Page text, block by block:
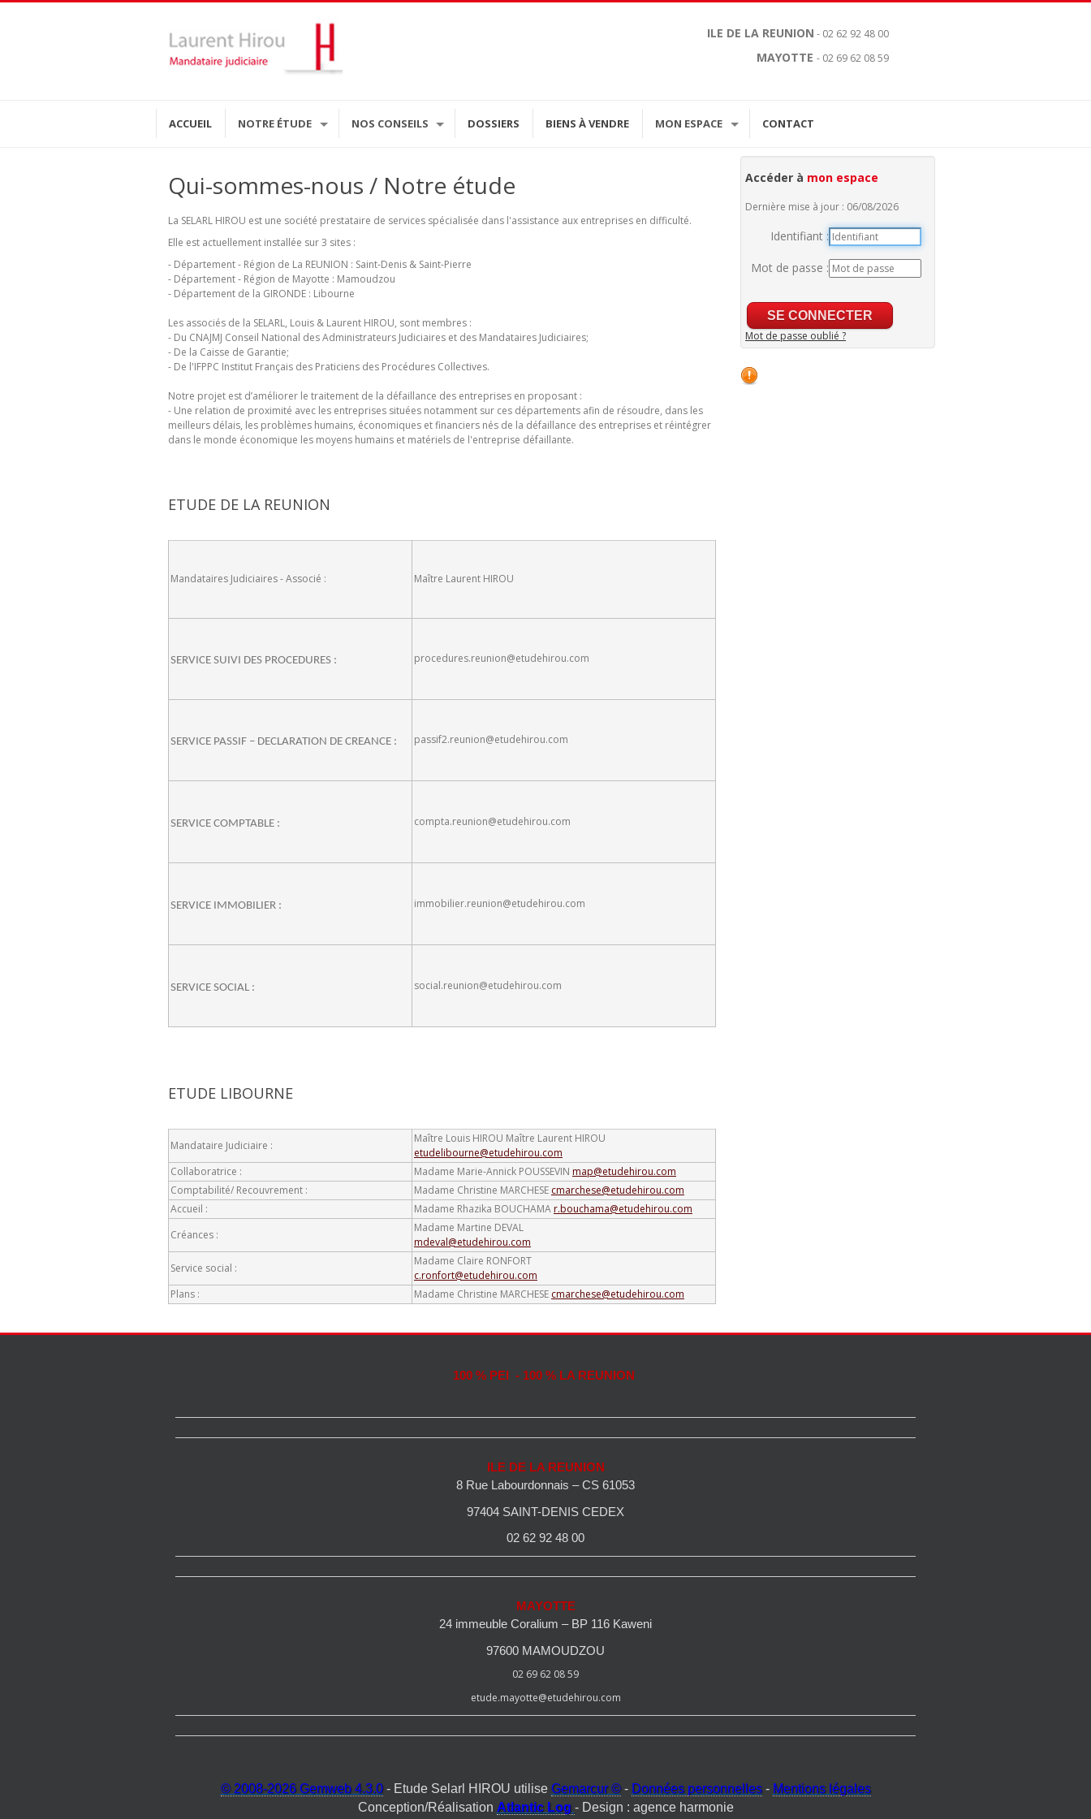
ILE DE LA REUNION - 02 62 92 48 00
MAYOTTE- 02 69 62 08 59
ACCUEIL NOTRE ÉTUDE NOS CONSEILS DOSSIERS BIENS À VENDRE MON ESPACE CONTACT
Accéder à mon espace
Dernière mise à jour : 06/08/2026
Identifiant :
Mot de passe :
Mot de passe oublié ?
Qui-sommes-nous / Notre étude
La SELARL HIROU est une société prestataire de services spécialisée dans l'assistance aux entreprises en difficulté.
Elle est actuellement installée sur 3 sites :
- Département - Région de La REUNION : Saint-Denis & Saint-Pierre
- Département - Région de Mayotte : Mamoudzou
- Département de la GIRONDE : Libourne
Les associés de la SELARL, Louis & Laurent HIROU, sont membres :
- Du CNAJMJ Conseil National des Administrateurs Judiciaires et des Mandataires Judiciaires;
- De la Caisse de Garantie;
- De l'IFPPC Institut Français des Praticiens des Procédures Collectives.
Notre projet est d’améliorer le traitement de la défaillance des entreprises en proposant :
- Une relation de proximité avec les entreprises situées notamment sur ces départements afin de résoudre, dans les
meilleurs délais, les problèmes humains, économiques et financiers nés de la défaillance des entreprises et réintégrer
dans le monde économique les moyens humains et matériels de l'entreprise défaillante.
ETUDE DE LA REUNION
Mandataires Judiciaires - Associé : Maître Laurent HIROU
SERVICE SUIVI DES PROCEDURES : procedures.reunion@etudehirou.com
SERVICE PASSIF – DECLARATION DE CREANCE : passif2.reunion@etudehirou.com
SERVICE COMPTABLE : compta.reunion@etudehirou.com
SERVICE IMMOBILIER : immobilier.reunion@etudehirou.com
SERVICE SOCIAL : social.reunion@etudehirou.com
ETUDE LIBOURNE
Mandataire Judiciaire :
Maître Louis HIROU Maître Laurent HIROU
etudelibourne@etudehirou.com
Collaboratrice :
Madame Marie-Annick POUSSEVIN map@etudehirou.com
Comptabilité/ Recouvrement :
Madame Christine MARCHESE cmarchese@etudehirou.com
Accueil :
Madame Rhazika BOUCHAMA r.bouchama@etudehirou.com
Créances :
Madame Martine DEVAL
mdeval@etudehirou.com
Service social :
Madame Claire RONFORT
c.ronfort@etudehirou.com
Plans :
Madame Christine MARCHESE cmarchese@etudehirou.com
100 % PEI - 100 % LA REUNION
ILE DE LA REUNION
8 Rue Labourdonnais – CS 61053
97404 SAINT-DENIS CEDEX
02 62 92 48 00
MAYOTTE
24 immeuble Coralium – BP 116 Kaweni
97600 MAMOUDZOU
02 69 62 08 59
etude.mayotte@etudehirou.com
© 2008-2026 Gemweb 4.3.0- Etude Selarl HIROU utilise Gemarcur ©- Données personnelles- Mentions légales
Conception/Réalisation Atlantic Log - Design : agence harmonie